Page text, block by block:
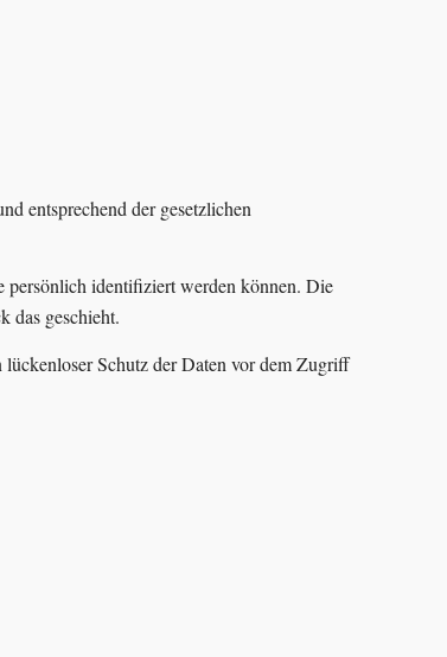
entsprechend der gesetzlichen
persönlich identifiziert werden können. Die
das geschieht.
Schutz der Daten vor dem Zugriff